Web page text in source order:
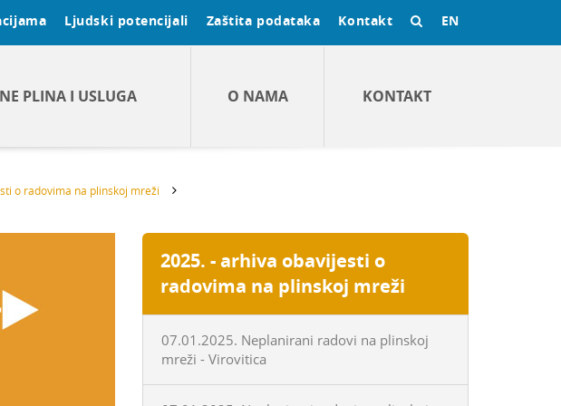
Ljudski potencijali Zaštita podataka Kontakt EN
PLINA I USLUGA O NAMA KONTAKT
o radovima na plinskoj mreži
2025. - arhiva obavijesti o
radovima na plinskoj mreži
07.01.2025. Neplanirani radovi na plinskoj
mreži - Virovitica